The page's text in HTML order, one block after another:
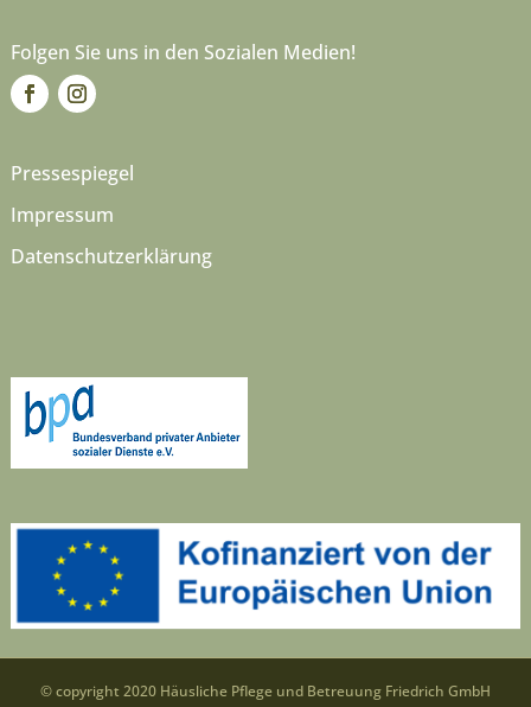
Folgen Sie uns in den Sozialen Medien!
Pressespiegel
Impressum
Datenschutzerklärung
© copyright 2020 Häusliche Pflege und Betreuung Friedrich GmbH